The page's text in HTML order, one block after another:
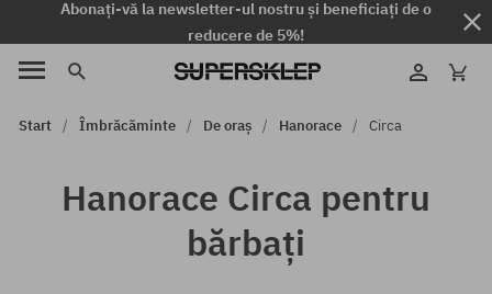
Abonați-vă la newsletter-ul nostru și beneficiați de o
reducere de 5%!
Start Îmbrăcăminte De oraș Hanorace Circa
Hanorace Circa pentru
bărbați